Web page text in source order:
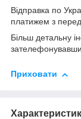
Відправка по
платижем з
Більш детальну
Приховати